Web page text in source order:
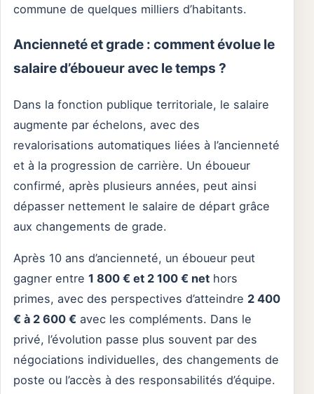
commune de quelques milliers d’habitants.
Ancienneté et grade : comment évolue le
salaire d’éboueur avec le temps ?
Dans la fonction publique territoriale, le salaire
augmente par échelons, avec des
revalorisations automatiques liées à l’ancienneté
et à la progression de carrière. Un éboueur
confirmé, après plusieurs années, peut ainsi
dépasser nettement le salaire de départ grâce
aux changements de grade.
Après 10 ans d’ancienneté, un éboueur peut
gagner entre 1 800 € et 2 100 € net hors
primes, avec des perspectives d’atteindre 2 400
€ à 2 600 € avec les compléments. Dans le
privé, l’évolution passe plus souvent par des
négociations individuelles, des changements de
poste ou l’accès à des responsabilités d’équipe.